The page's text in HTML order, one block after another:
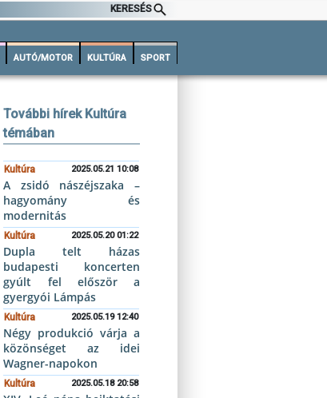
KERESÉS
AUTÓ/MOTOR KULTÚRA SPORT
További hírek Kultúra
témában
Kultúra 2025.05.21 10:08
A zsidó nászéjszaka –
hagyomány és
modernitás
Kultúra 2025.05.20 01:22
Dupla telt házas
budapesti koncerten
gyúlt fel először a
gyergyói Lámpás
Kultúra 2025.05.19 12:40
Négy produkció várja a
közönséget az idei
Wagner-napokon
Kultúra 2025.05.18 20:58